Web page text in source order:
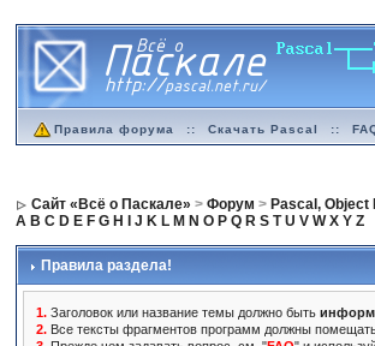
Правила форума :: Скачать Pascal ::
Сайт «Всё о Паскале» >Форум > Pascal, Object
A B C D E F G H J K L M N O P Q R S T U V W X Y Z
Правила раздела!
1. Заголовок или название темы должно быть
2. Все тексты фрагментов программ должны